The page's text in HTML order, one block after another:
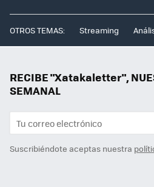
OTROS TEMAS: Streaming
RECIBE "Xatakaletter",
SEMANAL
Suscribiéndote aceptas nuestra